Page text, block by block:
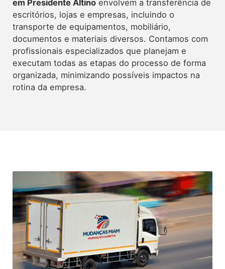
em Presidente Altino envolvem a transferência de
escritórios, lojas e empresas, incluindo o
transporte de equipamentos, mobiliário,
documentos e materiais diversos. Contamos com
profissionais especializados que planejam e
executam todas as etapas do processo de forma
organizada, minimizando possíveis impactos na
rotina da empresa.